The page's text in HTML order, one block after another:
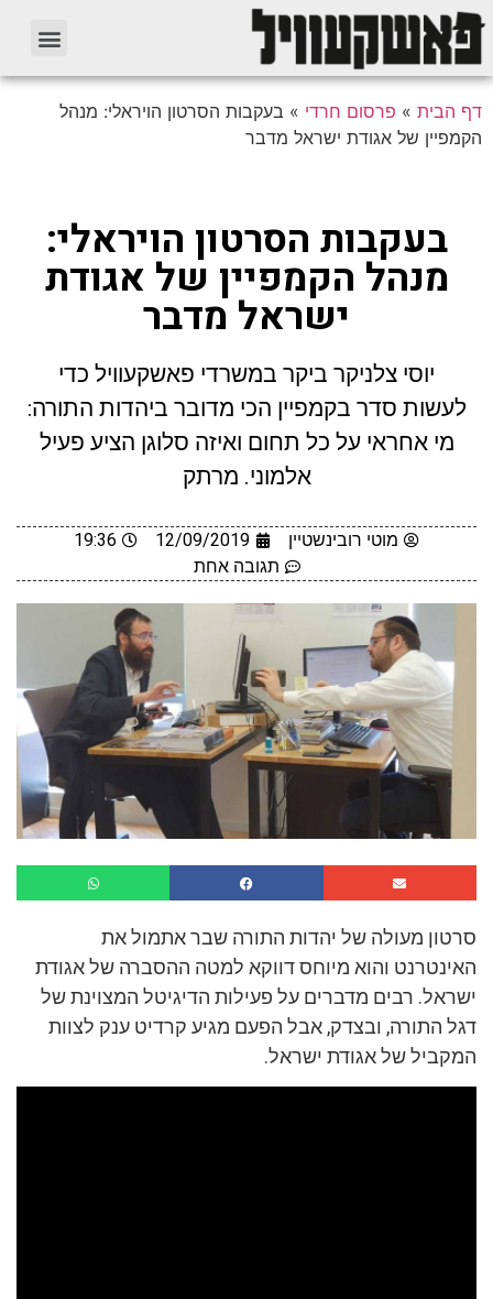
דף הבית » פרסום חרדי » בעקבות הסרטון הויראלי: מנהל
הקמפיין של אגודת ישראל מדבר
בעקבות הסרטון הויראלי:
מנהל הקמפיין של אגודת
ישראל מדבר
יוסי צלניקר ביקר במשרדי פאשקעוויל כדי
לעשות סדר בקמפיין הכי מדובר ביהדות התורה:
מי אחראי על כל תחום ואיזה סלוגן הציע פעיל
אלמוני. מרתק
מוטי רובינשטיין 12/09/2019
19:36
תגובה אחת
סרטון מעולה של יהדות התורה שבר אתמול את
האינטרנט והוא מיוחס דווקא למטה ההסברה של אגודת
ישראל. רבים מדברים על פעילות הדיגיטל המצוינת של
דגל התורה, ובצדק, אבל הפעם מגיע קרדיט ענק לצוות
המקביל של אגודת ישראל.